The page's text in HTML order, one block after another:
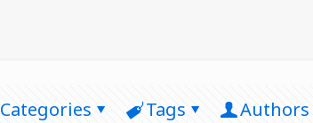
Categories Tags Authors